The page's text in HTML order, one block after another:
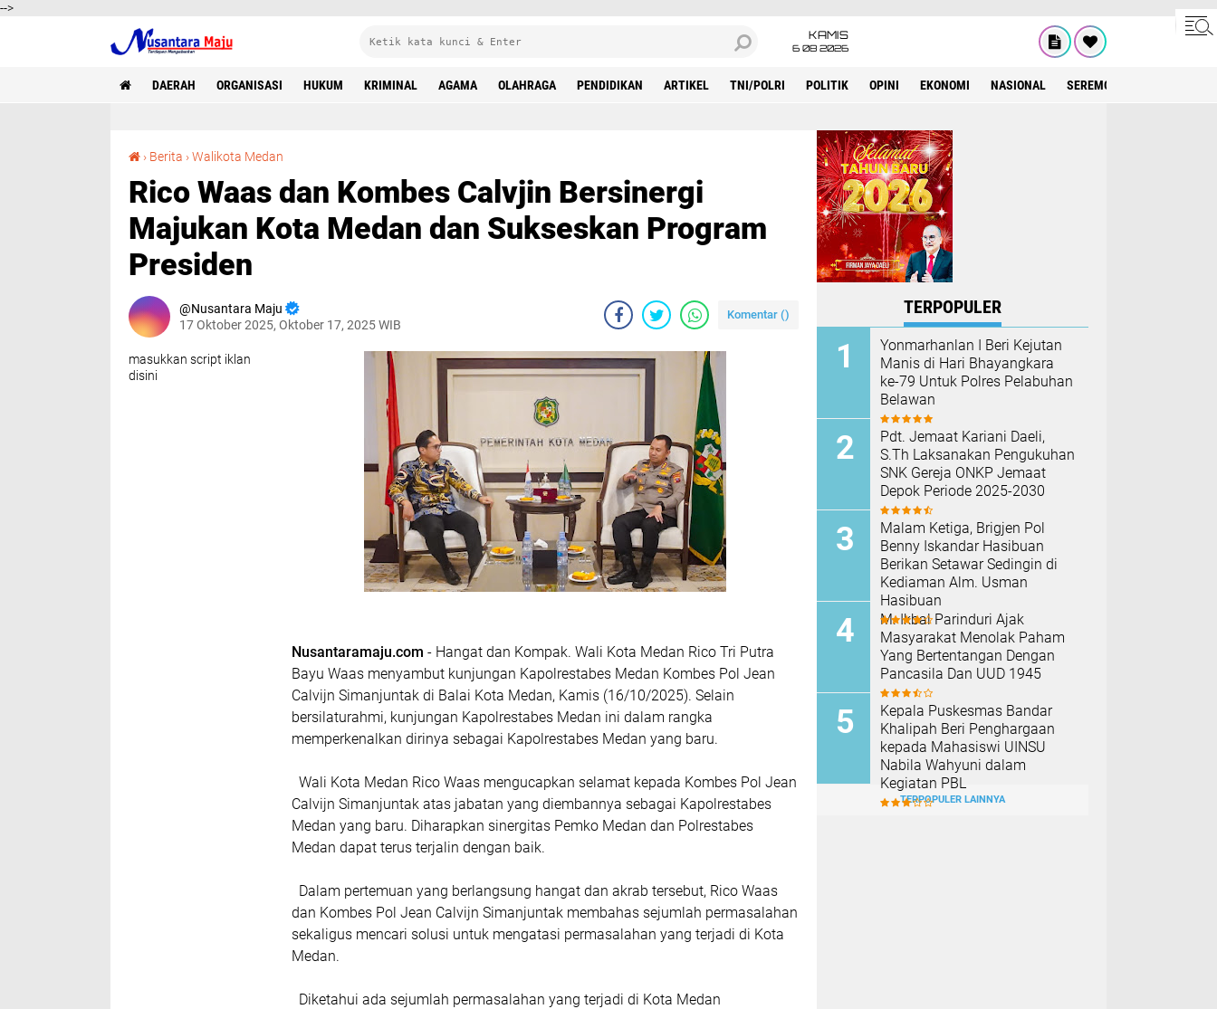
-->
KAMIS
6 08 2026
DAERAH ORGANISASI HUKUM KRIMINAL AGAMA OLAHRAGA PENDIDIKAN ARTIKEL TNI/POLRI POLITIK OPINI EKONOMI NASIONAL SEREMONIAL
› Berita ›Walikota Medan
Rico Waas dan Kombes Calvjin Bersinergi
Majukan Kota Medan dan Sukseskan Program
Presiden
Nusantara Maju
17 Oktober 2025, Oktober 17, 2025 WIB
Komentar ()
masukkan script iklan
disini
Nusantaramaju.com - Hangat dan Kompak. Wali Kota Medan Rico Tri Putra
Bayu Waas menyambut kunjungan Kapolrestabes Medan Kombes Pol Jean
Calvijn Simanjuntak di Balai Kota Medan, Kamis (16/10/2025). Selain
bersilaturahmi, kunjungan Kapolrestabes Medan ini dalam rangka
memperkenalkan dirinya sebagai Kapolrestabes Medan yang baru.
Wali Kota Medan Rico Waas mengucapkan selamat kepada Kombes Pol Jean
Calvijn Simanjuntak atas jabatan yang diembannya sebagai Kapolrestabes
Medan yang baru. Diharapkan sinergitas Pemko Medan dan Polrestabes
Medan dapat terus terjalin dengan baik.
Dalam pertemuan yang berlangsung hangat dan akrab tersebut, Rico Waas
dan Kombes Pol Jean Calvijn Simanjuntak membahas sejumlah permasalahan
sekaligus mencari solusi untuk mengatasi permasalahan yang terjadi di Kota
Medan.
Diketahui ada sejumlah permasalahan yang terjadi di Kota Medan
TERPOPULER
Yonmarhanlan I Beri Kejutan
Manis di Hari Bhayangkara
ke-79 Untuk Polres Pelabuhan
Belawan
Pdt. Jemaat Kariani Daeli,
S.Th Laksanakan Pengukuhan
SNK Gereja ONKP Jemaat
Depok Periode 2025-2030
Malam Ketiga, Brigjen Pol
Benny Iskandar Hasibuan
Berikan Setawar Sedingin di
Kediaman Alm. Usman
Hasibuan
M. Ikbal Parinduri Ajak
Masyarakat Menolak Paham
Yang Bertentangan Dengan
Pancasila Dan UUD 1945
Kepala Puskesmas Bandar
Khalipah Beri Penghargaan
kepada Mahasiswi UINSU
Nabila Wahyuni dalam
Kegiatan PBL
TERPOPULER LAINNYA